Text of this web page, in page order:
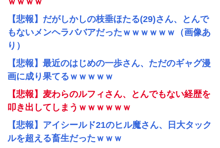
【悲報】だがしかしの枝垂ほたる(29)さん、とんで
もないメンヘラババアだったｗｗｗｗｗｗ（画像あ
り）
【悲報】最近のはじめの一歩さん、ただのギャグ漫
画に成り果てるｗｗｗｗｗ
【悲報】麦わらのルフィさん、とんでもない経歴を
叩き出してしまうｗｗｗｗｗｗ
【悲報】アイシールド21のヒル魔さん、日大タック
ルを超える畜生だったｗｗｗ